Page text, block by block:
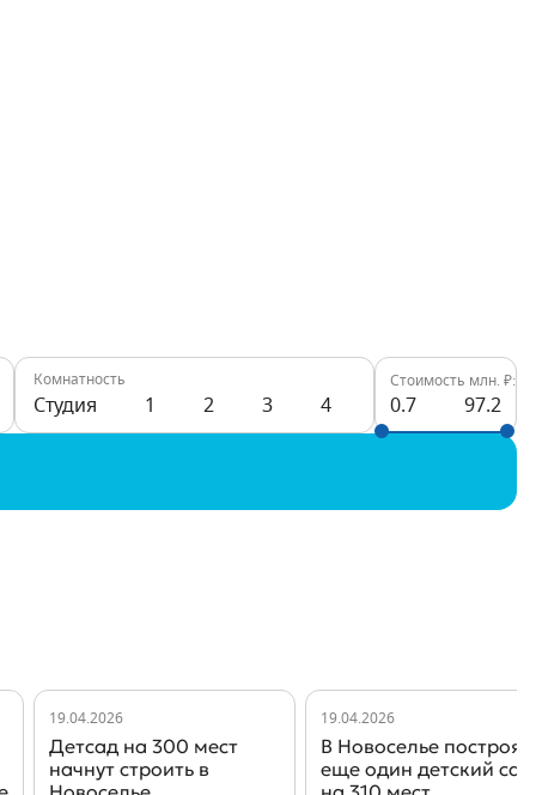
Комнатность
Студия 1 2 3 4
Стоимость млн. ₽:
0.7 97.2
19.04.2026
Детсад на 300 мест
начнут строить в
19.04.2026
В Новоселье построят
еще один детский сад